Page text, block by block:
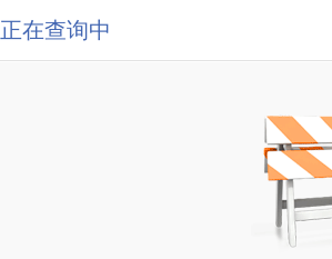
正在查询中